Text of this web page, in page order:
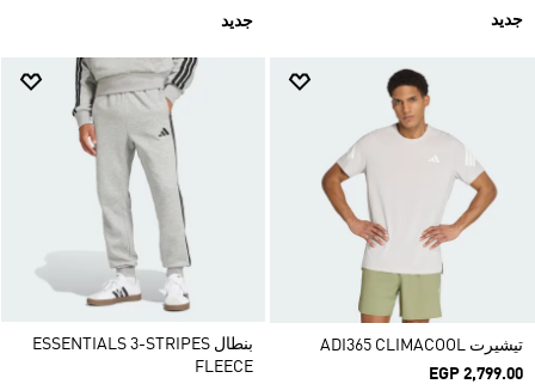
جديد جديد
تيشيرت ADI365 CLIMACOOL
EGP 2,799.00
بنطال ESSENTIALS 3-STRIPES
FLEECE